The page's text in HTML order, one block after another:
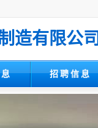
造有限公司
招聘信息